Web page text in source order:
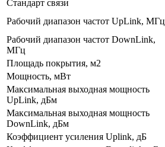
Стандарт связи
Рабочий диапазон частот UpLink, МГц
Рабочий диапазон частот DownLink,
МГц
Площадь покрытия, м2
Мощность, мВт
Максимальная выходная мощность
UpLink, дБм
Максимальная выходная мощность
DownLink, дБм
Коэффициент усиления Uplink, дБ